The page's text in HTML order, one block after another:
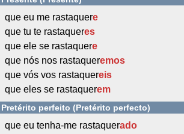
que eu me rastaquere
que tu te rastaqueres
que ele se rastaquere
que nós nos rastaqueremos
que vós vos rastaquereis
que eles se rastaquerem
Pretérito perfeito (Pretérito perfecto)
que eu tenha-me rastaquerado